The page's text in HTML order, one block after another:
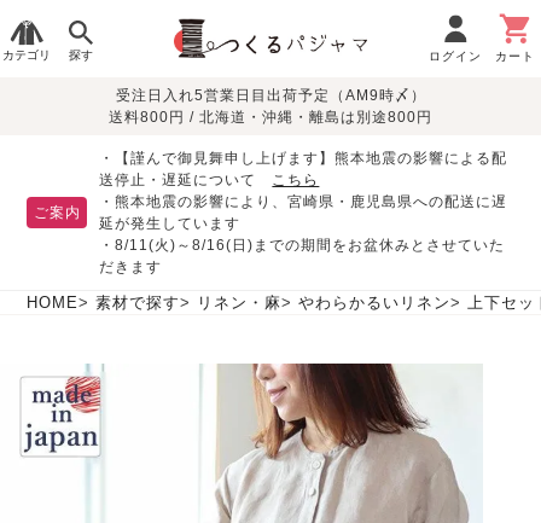
カテゴリ 探す ログイン カート
レディースパジャマ
秋 冬
生地で
さがす
ガーゼ サテン織り
目的別で
さがす
敏感肌用
パジャマ
入院・介護
胸が目立たない
マタニティ
パジャマ
ペアで
そろえたい
眠れる作務衣特集
デザインで
さがす
ィース
パジャマ
かぶり ワンピース
夏パジャマ特集 つくるパジャマとは
お支払い・送料・配送
について
返品・交換について よくあるご質問
受注日入れ5営業日目出荷予定（AM9時〆）
送料800円 / 北海道・沖縄・離島は別途800円
ご案内
・【謹んで御見舞申し上げます】熊本地震の影響による配
送停止・遅延について こちら
・熊本地震の影響により、宮崎県・鹿児島県への配送に遅
延が発生しています
・8/11(火)～8/16(日)までの期間をお盆休みとさせていた
だきます
HOME 素材で探す リネン・麻 やわらかるいリネン 上下セッ